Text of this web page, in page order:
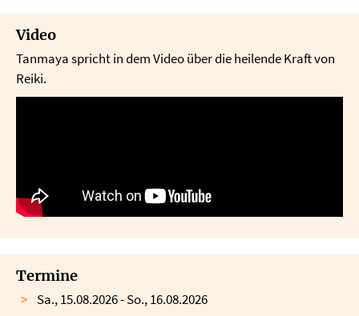
Video
Tanmaya spricht in dem Video über die heilende Kraft von
Reiki.
Termine
Sa., 15.08.2026 - So., 16.08.2026